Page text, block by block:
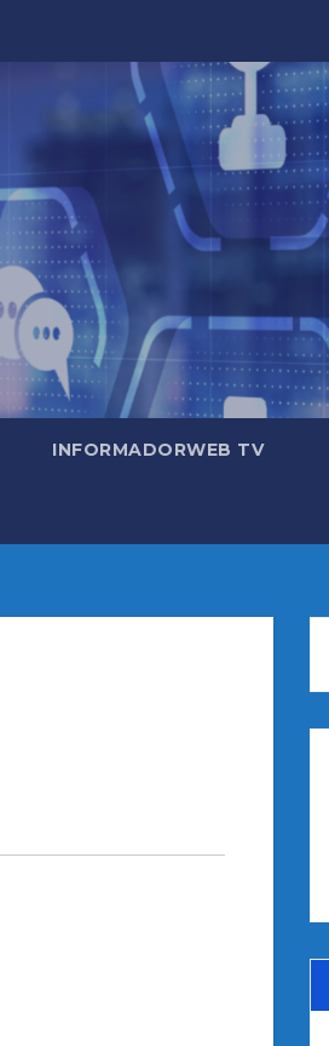
INFORMADORWEB TV